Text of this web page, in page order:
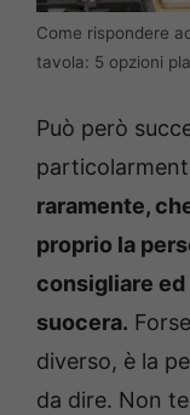
Come rispondere
tavola: 5 opzioni
Può però
raramente,
proprio la
consigliare
suocera.
diverso, è la
da dire. Non